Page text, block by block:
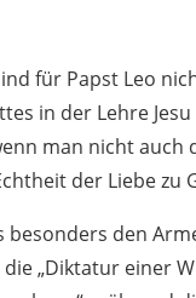
für Papst Leo
in der Lehre
man nicht auch
der Liebe zu
den
„Diktatur einer